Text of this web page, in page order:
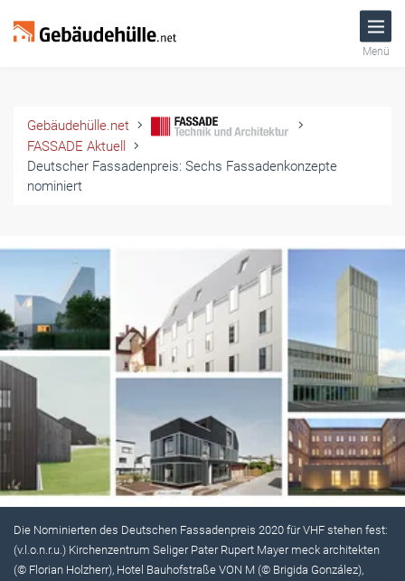
Menü
Gebäudehülle.net
FASSADE Aktuell
Deutscher Fassadenpreis: Sechs Fassadenkonzepte
nominiert
Die Nominierten des Deutschen Fassadenpreis 2020 für VHF stehen fest:
(v.l.o.n.r.u.) Kirchenzentrum Seliger Pater Rupert Mayer meck architekten
(© Florian Holzherr), Hotel Bauhofstraße VON M (© Brigida González),